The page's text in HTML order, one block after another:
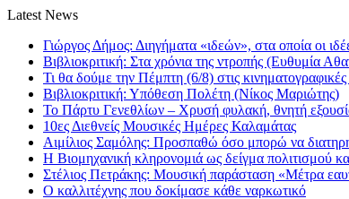
Latest News
Γιώργος Δήμος: Διηγήματα «ιδεών», στα οποία οι
Βιβλιοκριτική: Στα χρόνια της ντροπής (Ευθυμία
Τι θα δούμε την Πέμπτη (6/8) στις κινηματογραφικές
Βιβλιοκριτική: Υπόθεση Πολέτη (Νίκος Μαριώτης)
Το Πάρτυ Γενεθλίων – Χρυσή φυλακή, θνητή
10ες Διεθνείς Μουσικές Ημέρες Καλαμάτας
Αιμίλιος Σαμόλης: Προσπαθώ όσο μπορώ να
Η Βιομηχανική κληρονομιά ως δείγμα πολιτισμού
Στέλιος Πετράκης: Μουσική παράσταση «Μέτρα
Ο καλλιτέχνης που δοκίμασε κάθε ναρκωτικό